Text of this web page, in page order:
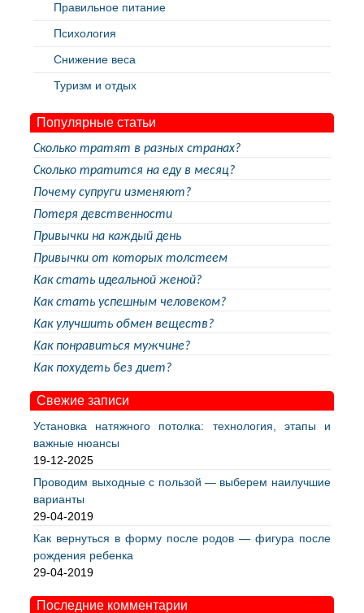
Правильное питание
Психология
Снижение веса
Туризм и отдых
Популярные статьи
Сколько тратят в разных странах?
Сколько тратится на еду в месяц?
Почему супруги изменяют?
Потеря девственности
Привычки на каждый день
Привычки от которых толстеем
Как стать идеальной женой?
Как стать успешным человеком?
Как улучшить обмен веществ?
Как понравиться мужчине?
Как похудеть без диет?
Свежие записи
Установка натяжного потолка: технология, этапы и
важные нюансы
19-12-2025
Проводим выходные с пользой — выберем наилучшие
варианты
29-04-2019
Как вернуться в форму после родов — фигура после
рождения ребенка
29-04-2019
Последние комментарии